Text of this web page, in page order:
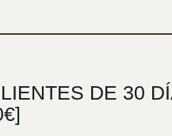
DE 30